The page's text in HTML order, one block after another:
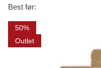
Best før:
50
Outlet
Produktbilder Spinatpulver